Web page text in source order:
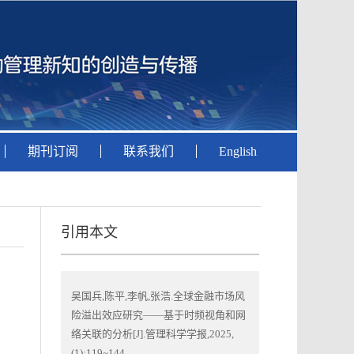
期刊订阅 联系我们 English
引用本文
吴国兵,陈平,李帆,张浩.全球金融市场风
险溢出效应研究——基于时频视角和网
络关联的分析[J].管理科学学报,2025,